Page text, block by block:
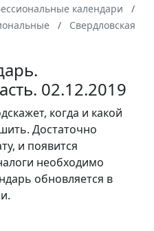
календари
Свердловская
02.12.2019
когда и какой
Достаточно
и появится
необходимо
обновляется в